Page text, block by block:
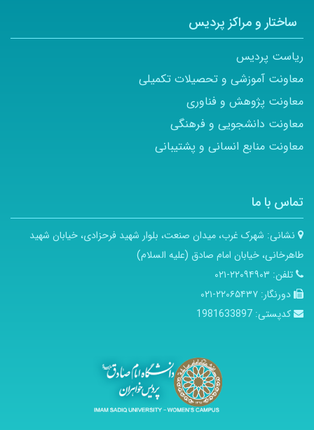
ساختار و مراکز پردیس
ریاست پردیس
معاونت آموزشی و تحصیلات تکمیلی
معاونت پژوهش و فناوری
معاونت دانشجویی و فرهنگی
معاونت منابع انسانی و پشتیبانی
تماس با ما
نشانی: شهرک غرب، میدان صنعت، بلوار شهید فرحزادی، خیابان شهید
طاهرخانی، خیابان امام صادق (علیه السلام)
تلفن: ۲۲۰۹۴۹۰۳-۰۲۱
دورنگار: ۲۲۰۶۵۴۳۷-۰۲۱
کدپستی: 1981633897